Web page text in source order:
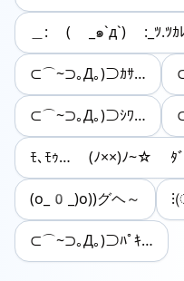
＿: ( _๑`д`) :_ﾂ.ﾂｶ
⊂⌒~⊃｡Д｡)⊃ｶｻ…
⊂⌒~⊃｡Д｡)⊃ｼﾜ…
ﾓ､ﾓｩ… (ﾉ××)ﾉ~☆ ﾀ
(o_0_)o))グヘ～
⊂⌒~⊃｡Д｡)⊃ﾊﾟｷ…